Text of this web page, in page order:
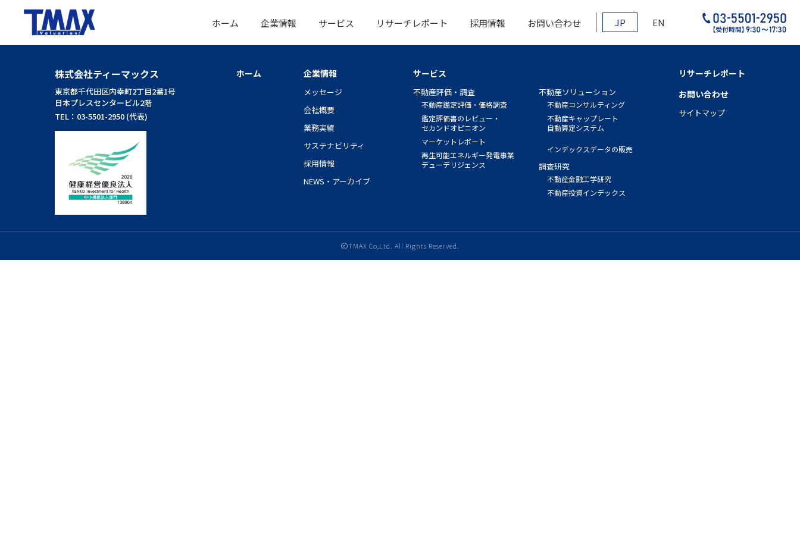
ホーム 企業情報 サービス リサーチレポート 採用情報 お問い合わせ EN
JP
株式会社ティーマックス
東京都千代田区内幸町2丁目2番1号
日本プレスセンタービル2階
TEL：03-5501-2950 (代表)
ホーム 企業情報
メッセージ
会社概要
業務実績
サステナビリティ
採用情報
NEWS・アーカイブ
サービス
不動産評価・調査
不動産鑑定評価・価格調査
鑑定評価書のレビュー・
セカンドオピニオン
マーケットレポート
再生可能エネルギー発電事業
デューデリジェンス
不動産ソリューション
不動産コンサルティング
不動産キャップレート
自動算定システム
インデックスデータの販売
調査研究
不動産金融工学研究
不動産投資インデックス
リサーチレポート
お問い合わせ
サイトマップ
ⓒTMAX Co,Ltd. All Rights Reserved.